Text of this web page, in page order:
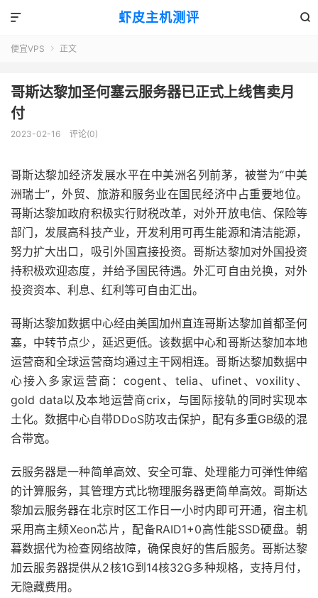
虾皮主机测评 

便宜VPS  正文
哥斯达黎加圣何塞云服务器已正式上线售卖月
付
2023-02-16 评论(0)
哥斯达黎加经济发展水平在中美洲名列前茅，被誉为“中美
洲瑞士”，外贸、旅游和服务业在国民经济中占重要地位。
哥斯达黎加政府积极实行财税改革，对外开放电信、保险等
部门，发展高科技产业，开发利用可再生能源和清洁能源，
努力扩大出口，吸引外国直接投资。哥斯达黎加对外国投资
持积极欢迎态度，并给予国民待遇。外汇可自由兑换，对外
投资资本、利息、红利等可自由汇出。
哥斯达黎加数据中心经由美国加州直连哥斯达黎加首都圣何
塞，中转节点少，延迟更低。该数据中心和哥斯达黎加本地
运营商和全球运营商均通过主干网相连。哥斯达黎加数据中
心接入多家运营商：cogent、telia、ufinet、voxility、
gold data以及本地运营商crix，与国际接轨的同时实现本
土化。数据中心自带DDoS防攻击保护，配有多重GB级的混
合带宽。
云服务器是一种简单高效、安全可靠、处理能力可弹性伸缩
的计算服务，其管理方式比物理服务器更简单高效。哥斯达
黎加云服务器在北京时区工作日一小时内即可开通，宿主机
采用高主频Xeon芯片，配备RAID1+0高性能SSD硬盘。朝
暮数据代为检查网络故障，确保良好的售后服务。哥斯达黎
加云服务器提供从2核1G到14核32G多种规格，支持月付，
无隐藏费用。